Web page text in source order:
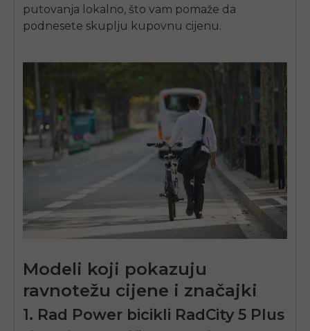
putovanja lokalno, što vam pomaže da
podnesete skuplju kupovnu cijenu.
Modeli koji pokazuju
ravnotežu cijene i značajki
1. Rad Power bicikli RadCity 5 Plus